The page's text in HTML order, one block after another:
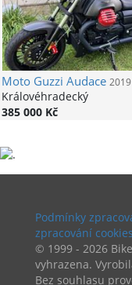
Moto Guzzi Audace 2019
Královéhradecký
385 000 Kč
Podmínky
zpracování cookies
© 1999 - 2026
vyhrazena.
Bez souhlasu